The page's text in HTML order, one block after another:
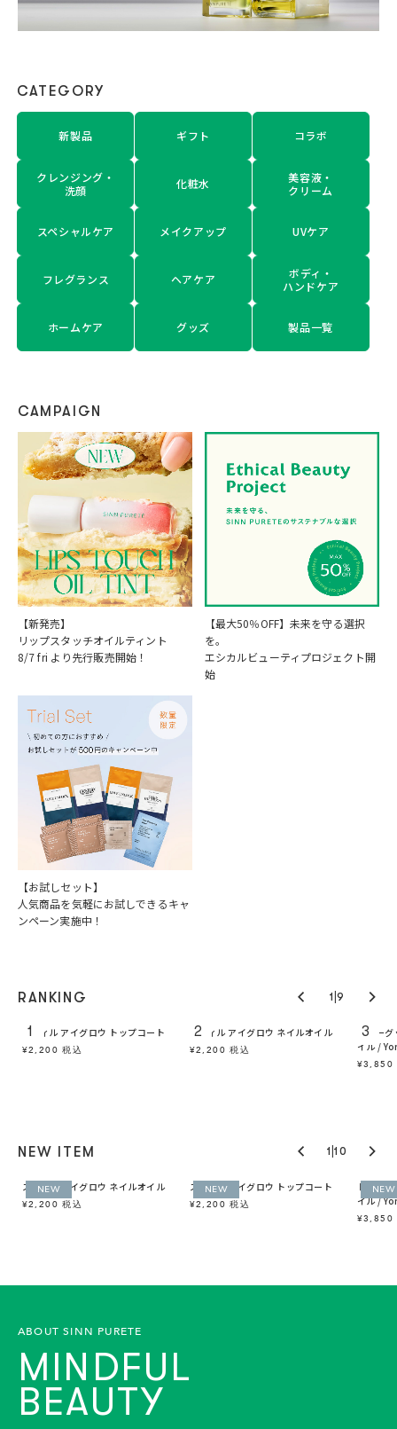
CATEGORY
新製品 ギフト コラボ
クレンジング・
洗顔
化粧水
美容液・
クリーム
スペシャルケア メイクアップ UVケア
フレグランス ヘアケア
ボディ・
ハンドケア
ホームケア グッズ 製品一覧
CAMPAIGN
【新発売】
リップスタッチオイルティント
8/7 fri より先行販売開始！
【最大50％OFF】未来を守る選択
を。
エシカルビューティプロジェクト開
始
【お試しセット】
人気商品を気軽にお試しできるキャ
ンペーン実施中！
RANKING 1|9
1スティル アイグロウ トップコート
¥2,200 税込
2
スティル アイグロウ ネイルオイル
¥2,200 税込
3
トゥー
イル /
¥3,850
NEW ITEM 1|10
NEW
スティル アイグロウ ネイルオイル
¥2,200 税込
NEW
スティル アイグロウ トップコート
¥2,200 税込
NEW
トゥー
イル /
¥3,850
ABOUT SINN PURETE
MINDFUL
BEAUTY